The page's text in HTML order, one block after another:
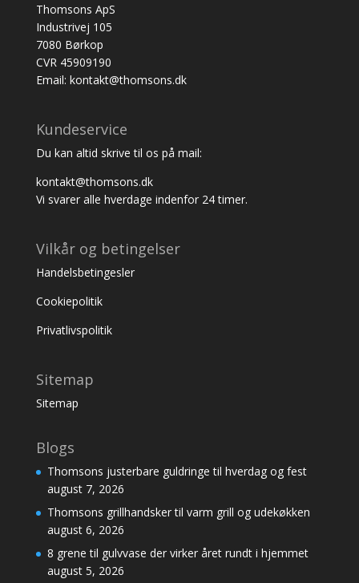
Thomsons ApS
Industrivej 105
7080 Børkop
CVR 45909190
Email: kontakt@thomsons.dk
Kundeservice
Du kan altid skrive til os på mail:
kontakt@thomsons.dk
Vi svarer alle hverdage indenfor 24 timer.
Vilkår og betingelser
Handelsbetingesler
Cookiepolitik
Privatlivspolitik
Sitemap
Sitemap
Blogs
Thomsons justerbare guldringe til hverdag og fest
august 7, 2026
Thomsons grillhandsker til varm grill og udekøkken
august 6, 2026
8 grene til gulvvase der virker året rundt i hjemmet
august 5, 2026